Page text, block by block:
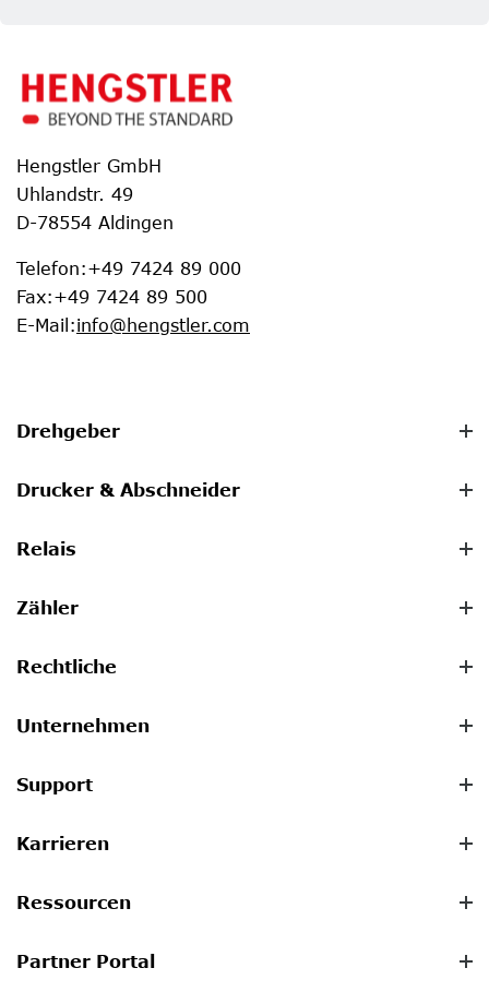
Hengstler GmbH
Uhlandstr. 49
D-78554 Aldingen
Telefon:+49 7424 89 000
Fax:+49 7424 89 500
E-Mail :info@hengstler.com
Drehgeber
Drucker & Abschneider
Relais
Zähler
Rechtliche
Unternehmen
Support
Karrieren
Ressourcen
Partner Portal